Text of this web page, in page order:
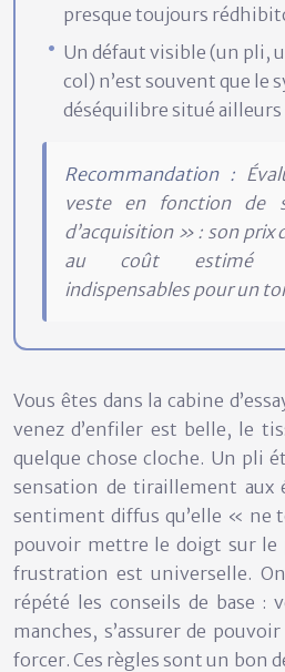
presque toujours
Un défaut visible (un pli,
col) n’est souvent que le
déséquilibre situé
Recommandation :
veste en fonction de
d’acquisition » : son prix
au coût estimé
indispensables pour un
Vous êtes dans la cabine
venez d’enfiler est belle, le
quelque chose cloche. Un pli
sensation de tiraillement aux
sentiment diffus qu’elle « ne
pouvoir mettre le doigt sur le
frustration est universelle.
répété les conseils de base :
manches, s’assurer de
forcer. Ces règles sont un bon